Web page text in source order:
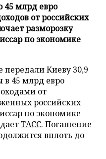
45 млрд евро
от российских
разморозку
по экономике
Киеву 30,9
45 млрд евро
от
российских
по экономике
ТАСС. Погашение
вплоть до